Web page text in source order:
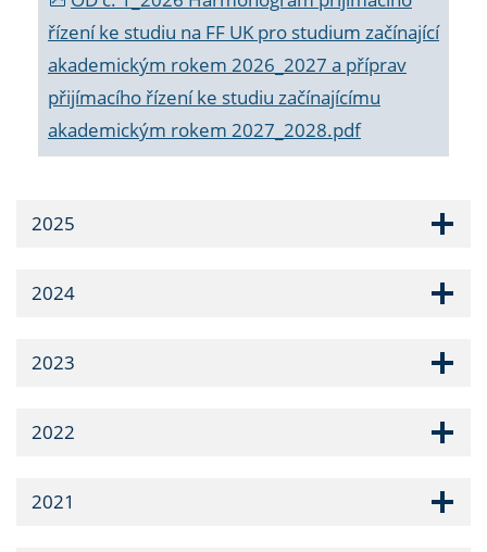
řízení ke studiu na FF UK pro studium začínající
akademickým rokem 2026_2027 a příprav
přijímacího řízení ke studiu začínajícímu
akademickým rokem 2027_2028.pdf
2025
2024
2023
2022
2021